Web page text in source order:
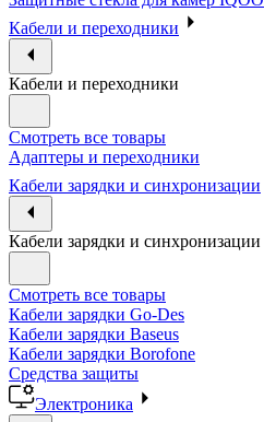
Кабели и переходники
Кабели и переходники
Смотреть все товары
Адаптеры и переходники
Кабели зарядки и синхронизации
Кабели зарядки и синхронизации
Смотреть все товары
Кабели зарядки Go-Des
Кабели зарядки Baseus
Кабели зарядки Borofone
Средства защиты
Электроника